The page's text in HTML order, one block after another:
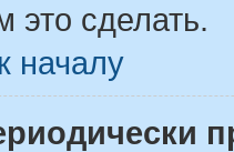
это сделать.
началу